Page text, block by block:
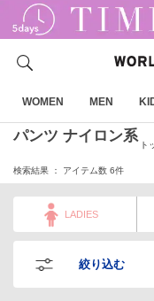
WOMEN MEN
パンツ ナイロン系
ト
検索結果 ： アイテム数 6件
LADIES
絞り込む